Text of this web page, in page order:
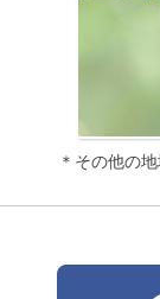
＊その他の